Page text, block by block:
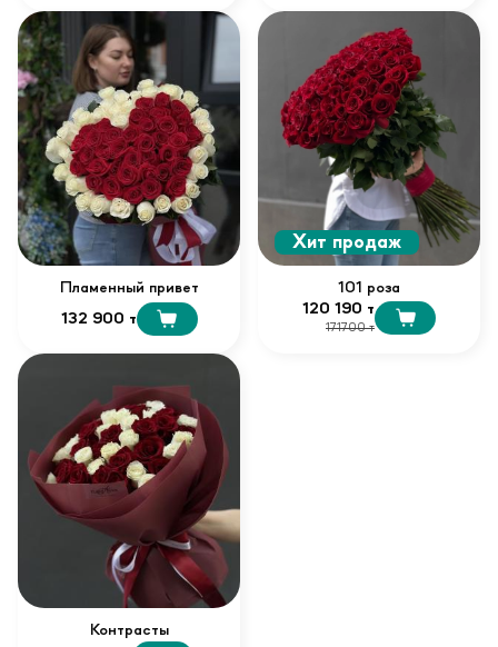
Пламенный привет
132 900 т
Хит продаж
101 роза
120 190 т
171700 т
Контрасты